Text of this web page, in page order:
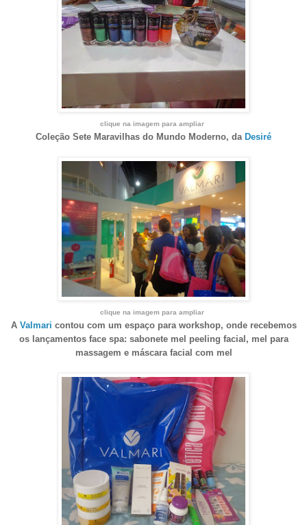
clique na imagem para ampliar
Coleção Sete Maravilhas do Mundo Moderno, da Desiré
clique na imagem para ampliar
A Valmari contou com um espaço para workshop, onde recebemos
os lançamentos face spa: sabonete mel peeling facial, mel para
massagem e máscara facial com mel